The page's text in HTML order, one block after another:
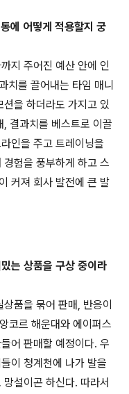
에 어떻게 적용할지 궁
지 주어진 예산 안에 인
치를 끌어내는 타임 매니
을 하더라도 가지고 있
결과치를 베스트로 이끌
인을 주고 트레이닝을
험을 풍부하게 하고 스
커져 회사 발전에 큰 발
는 상품을 구상 중이라
품을 묶어 판매, 반응이
코르 해운대와 에이퍼스
어 판매할 예정이다. 우
이 청계천에 나가 발을
설이곤 하신다. 따라서